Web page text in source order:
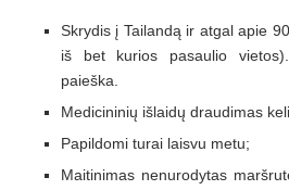
Skrydis į Tailandą ir atgal apie
iš bet kurios pasaulio
paieška.
Medicininių išlaidų draudimas
Papildomi turai laisvu metu;
Maitinimas nenurodytas